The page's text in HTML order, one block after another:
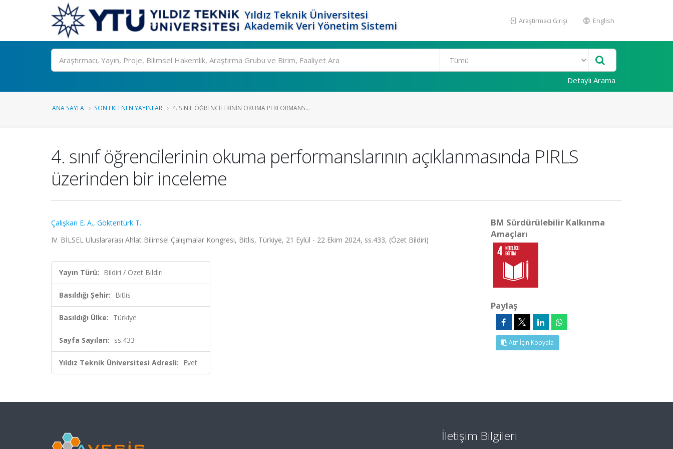
Yıldız Teknik Üniversitesi
Akademik Veri Yönetim Sistemi
Araştırmacı Girişi English
Ara
Detaylı Arama
ANA SAYFA SON EKLENEN YAYINLAR 4. SINIF ÖĞRENCILERININ OKUMA PERFORMANS...
4. sınıf öğrencilerinin okuma performanslarının açıklanmasında PIRLS
üzerinden bir inceleme
Çalışkan E. A., Göktentürk T.
IV. BİLSEL Uluslararası Ahlat Bilimsel Çalışmalar Kongresi, Bitlis, Türkiye, 21 Eylül - 22 Ekim 2024, ss.433, (Özet Bildiri)
Yayın Türü: Bildiri / Özet Bildiri
Basıldığı Şehir: Bitlis
Basıldığı Ülke: Türkiye
Sayfa Sayıları: ss.433
Yıldız Teknik Üniversitesi Adresli: Evet
BM Sürdürülebilir Kalkınma
Amaçları
Paylaş
Atıf İçin Kopyala
İletişim Bilgileri